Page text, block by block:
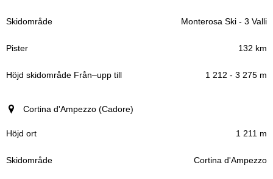
Monterosa Ski - 3 Valli
132 km
1 212 - 3 275 m
Cortina d'Ampezzo (Cadore)
1 211 m
Cortina d'Ampezzo